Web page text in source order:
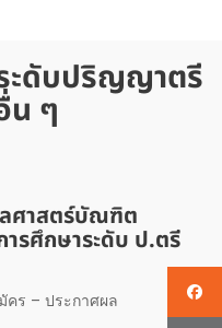
ะดับปริญญาตรี
น ๆ
ศาสตร์บัณฑิต
ารศึกษาระดับ ป.ตรี
คร – ประกาศผล